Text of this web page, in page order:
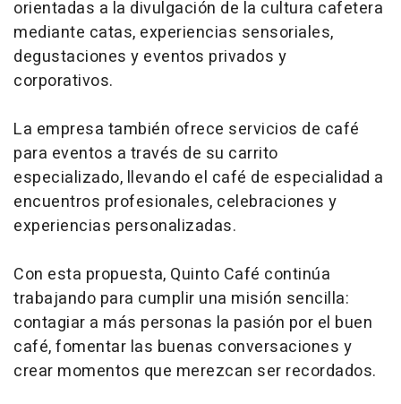
orientadas a la divulgación de la cultura cafetera
mediante catas, experiencias sensoriales,
degustaciones y eventos privados y
corporativos.
La empresa también ofrece servicios de café
para eventos a través de su carrito
especializado, llevando el café de especialidad a
encuentros profesionales, celebraciones y
experiencias personalizadas.
Con esta propuesta, Quinto Café continúa
trabajando para cumplir una misión sencilla:
contagiar a más personas la pasión por el buen
café, fomentar las buenas conversaciones y
crear momentos que merezcan ser recordados.